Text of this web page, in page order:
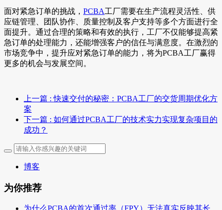
面对紧急订单的挑战， PCBA工厂需要在生产流程灵活性、供
应链管理、团队协作、质量控制及客户支持等多个方面进行全
面提升。通过合理的策略和有效的执行，工厂不仅能够提高紧
急订单的处理能力，还能增强客户的信任与满意度。在激烈的
市场竞争中，提升应对紧急订单的能力，将为PCBA工厂赢得
更多的机会与发展空间。
上一篇 : 快速交付的秘密：PCBA工厂的交货周期优化方
案
下一篇 : 如何通过PCBA工厂的技术实力实现复杂项目的
成功？
博客
为你推荐